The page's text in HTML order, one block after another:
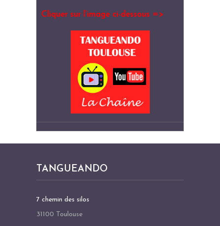
Cliquer sur l’image ci-dessous =>
TANGUEANDO
7 chemin des silos
31100 Toulouse